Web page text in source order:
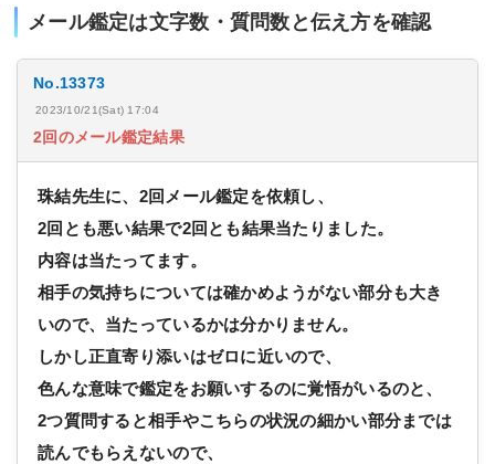
メール鑑定は文字数・質問数と伝え方を確認
No.13373
2023/10/21(Sat) 17:04
2回のメール鑑定結果
珠結先生に、2回メール鑑定を依頼し、
2回とも悪い結果で2回とも結果当たりました。
内容は当たってます。
相手の気持ちについては確かめようがない部分も大き
いので、当たっているかは分かりません。
しかし正直寄り添いはゼロに近いので、
色んな意味で鑑定をお願いするのに覚悟がいるのと、
2つ質問すると相手やこちらの状況の細かい部分までは
読んでもらえないので、